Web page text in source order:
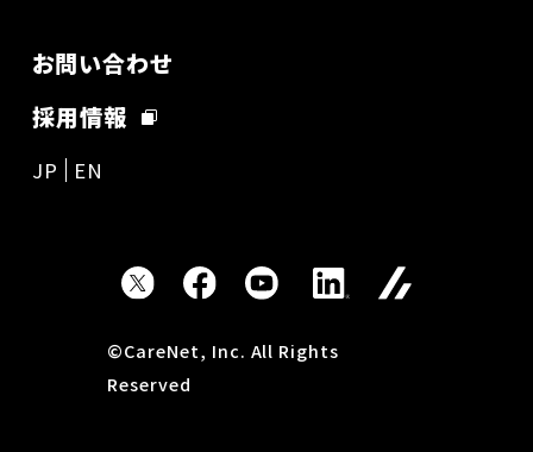
お問い合わせ
採用情報
JP EN
©CareNet, Inc. All Rights
Reserved